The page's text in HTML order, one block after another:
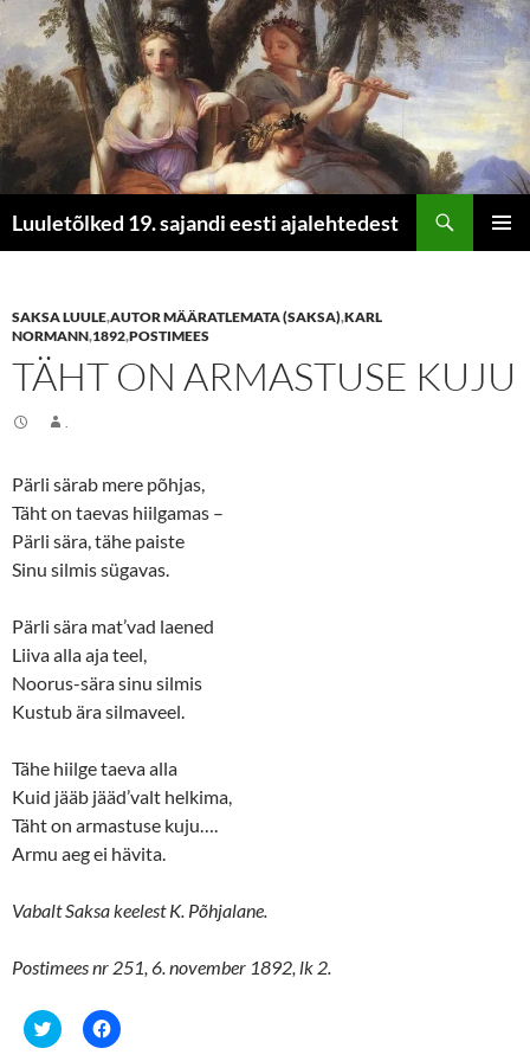
Luuletõlked 19. sajandi eesti ajalehtedest
SAKSA LUULE,AUTOR MÄÄRATLEMATA (SAKSA),KARL
NORMANN,1892,POSTIMEES
TÄHT ON ARMASTUSE KUJU
Pärli särab mere põhjas,
Täht on taevas hiilgamas –
Pärli sära, tähe paiste
Sinu silmis sügavas.
Pärli sära mat’vad laened
Liiva alla aja teel,
Noorus-sära sinu silmis
Kustub ära silmaveel.
Tähe hiilge taeva alla
Kuid jääb jääd’valt helkima,
Täht on armastuse kuju….
Armu aeg ei hävita.
Vabalt Saksa keelest K. Põhjalane.
Postimees nr 251, 6. november 1892, lk 2.
C
l
C
l